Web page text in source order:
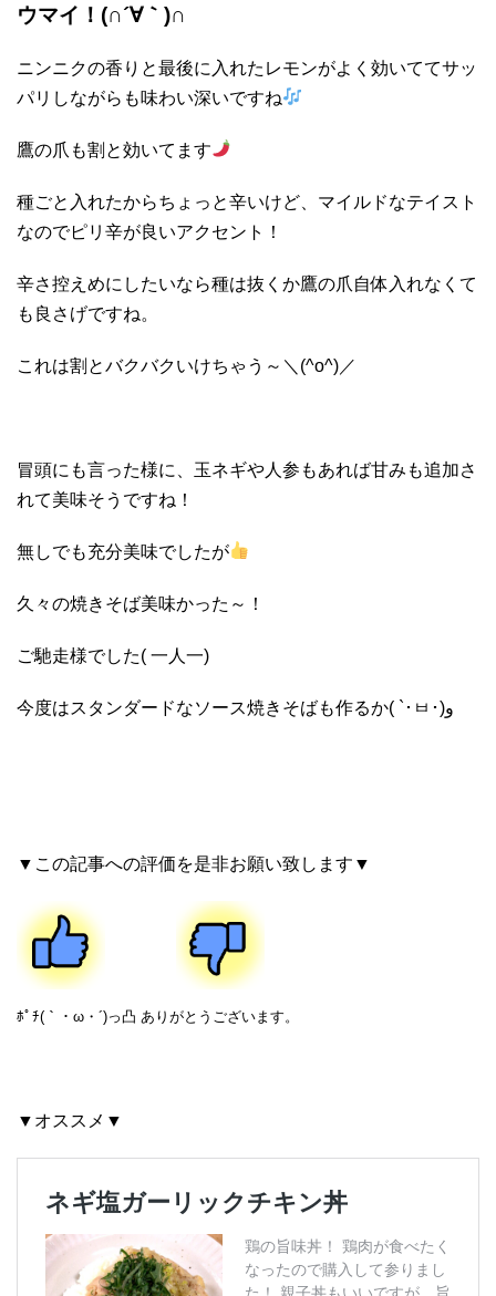
ウマイ！(∩´∀｀)∩
ニンニクの香りと最後に入れたレモンがよく効いててサッ
パリしながらも味わい深いですね
鷹の爪も割と効いてます
種ごと入れたからちょっと辛いけど、マイルドなテイスト
なのでピリ辛が良いアクセント！
辛さ控えめにしたいなら種は抜くか鷹の爪自体入れなくて
も良さげですね。
これは割とバクバクいけちゃう～＼(^o^)／
冒頭にも言った様に、玉ネギや人参もあれば甘みも追加さ
れて美味そうですね！
無しでも充分美味でしたが
久々の焼きそば美味かった～！
ご馳走様でした( 一人一)
今度はスタンダードなソース焼きそばも作るか( `･ㅂ･)و
▼この記事への評価を是非お願い致します▼
ﾎﾟﾁ(｀・ω・´)っ凸 ありがとうございます。
▼オススメ▼